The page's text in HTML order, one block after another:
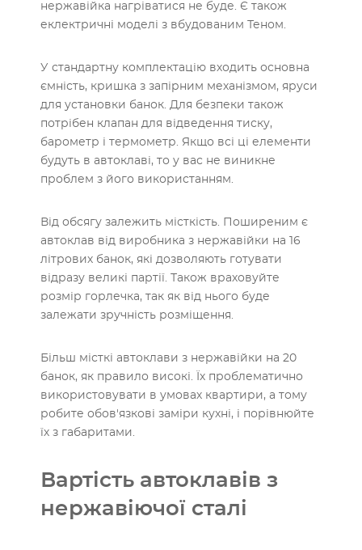
нержавійка нагріватися не буде. Є також
еклектричні моделі з вбудованим Теном.
У стандартну комплектацію входить основна
ємність, кришка з запірним механізмом, яруси
для установки банок. Для безпеки також
потрібен клапан для відведення тиску,
барометр і термометр. Якщо всі ці елементи
будуть в автоклаві, то у вас не виникне
проблем з його використанням.
Від обсягу залежить місткість. Поширеним є
автоклав від виробника з нержавійки на 16
літрових банок, які дозволяють готувати
відразу великі партії. Також враховуйте
розмір горлечка, так як від нього буде
залежати зручність розміщення.
Більш місткі автоклави з нержавійки на 20
банок, як правило високі. Їх проблематично
використовувати в умовах квартири, а тому
робите обов'язкові заміри кухні, і порівнюйте
їх з габаритами.
Вартість автоклавів з
нержавіючої сталі